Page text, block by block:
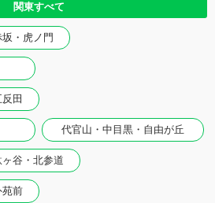
関東すべて
・虎ノ門
田
代官山・中目黒・自由が丘
谷・北参道
苑前